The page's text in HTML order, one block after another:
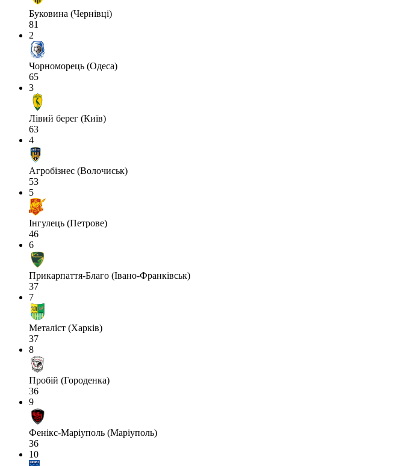
Буковина (Чернівці)
81
2
Чорноморець (Одеса)
65
3
Лівий берег (Київ)
63
4
Агробізнес (Волочиськ)
53
5
Інгулець (Петрове)
46
6
Прикарпаття-Благо (Івано-Франківськ)
37
7
Металіст (Харків)
37
8
Пробій (Городенка)
36
9
Фенікс-Маріуполь (Маріуполь)
36
10